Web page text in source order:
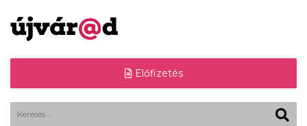
Előfizetés